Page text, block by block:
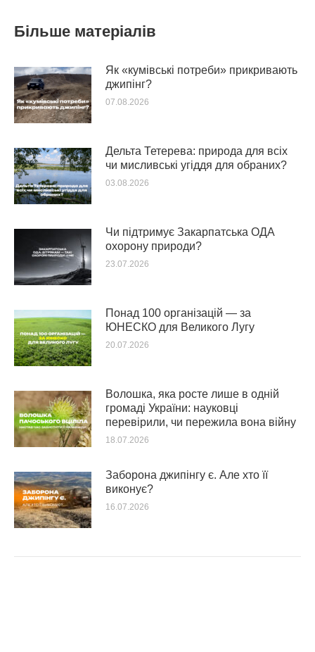
Більше матеріалів
Як «кумівські потреби» прикривають
джипінг?
07.08.2026
Дельта Тетерева: природа для всіх
чи мисливські угіддя для обраних?
03.08.2026
Чи підтримує Закарпатська ОДА
охорону природи?
23.07.2026
Понад 100 організацій — за
ЮНЕСКО для Великого Лугу
20.07.2026
Волошка, яка росте лише в одній
громаді України: науковці
перевірили, чи пережила вона війну
18.07.2026
Заборона джипінгу є. Але хто її
виконує?
16.07.2026